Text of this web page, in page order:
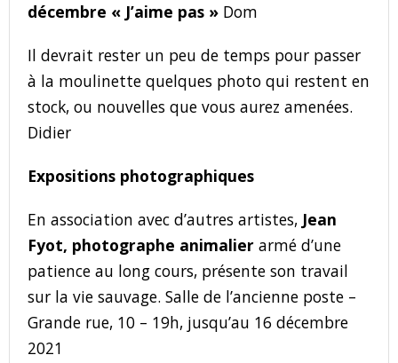
décembre « J’aime pas » Dom
Il devrait rester un peu de temps pour passer
à la moulinette quelques photo qui restent en
stock, ou nouvelles que vous aurez amenées.
Didier
Expositions photographiques
En association avec d’autres artistes, Jean
Fyot, photographe animalier armé d’une
patience au long cours, présente son travail
sur la vie sauvage. Salle de l’ancienne poste –
Grande rue, 10 – 19h, jusqu’au 16 décembre
2021